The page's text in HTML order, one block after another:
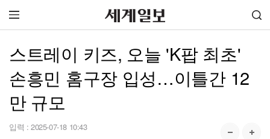
스트레이 키즈, 오늘 'K팝 최초'
손흥민 홈구장 입성…이틀간 12
만 규모
입력 : 2025-07-18 10:43